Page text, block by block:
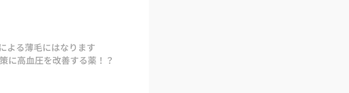
よる薄毛にはなります
に高血圧を改善する薬！？